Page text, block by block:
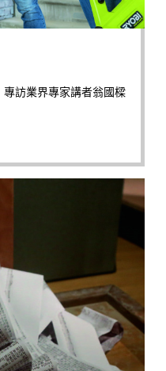
專訪業界專家講者翁國樑